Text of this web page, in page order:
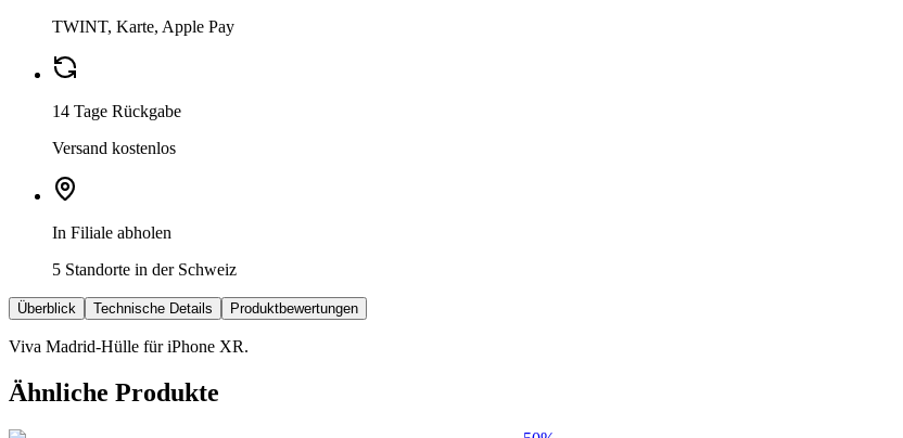
TWINT, Karte, Apple Pay
14 Tage Rückgabe
Versand kostenlos
In Filiale abholen
5 Standorte in der Schweiz
Überblick Technische Details Produktbewertungen
Viva Madrid-Hülle für iPhone XR.
Ähnliche Produkte